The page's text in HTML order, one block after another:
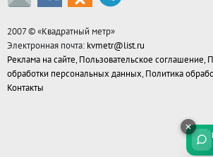
2007 © «Квадратный метр»
Электронная почта: kvmetr@list.ru
Реклама на сайте, Пользовательское соглашение,
обработки персональных данных, Политика
Контакты